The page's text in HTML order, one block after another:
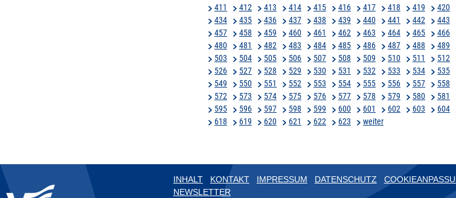
411
412 413 414 415 416 417 418 419 420
434
435 436 437 438 439 440 441 442 443
457
458 459 460 461 462 463 464 465 466
480
481 482 483 484 485 486 487 488 489
503
504 505 506 507 508 509 510 511 512
526
527 528 529 530 531 532 533 534 535
549
550 551 552 553 554 555 556 557 558
572
573 574 575 576 577 578 579 580 581
595
596 597 598 599 600 601 602 603 604
618
619 620 621 622 623 weiter
INHALT KONTAKT IMPRESSUM DATENSCHUTZ
NEWSLETTER